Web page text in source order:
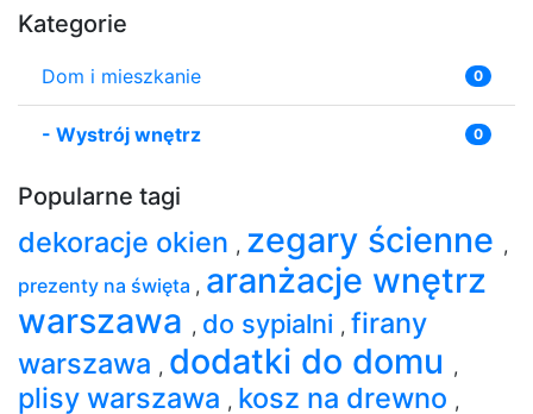
Kategorie
Dom i mieszkanie 0
- Wystrój wnętrz 0
Popularne tagi
dekoracje okien , zegary ścienne ,
prezenty na święta , aranżacje wnętrz
warszawa , do sypialni , firany
warszawa , dodatki do domu ,
plisy warszawa , kosz na drewno ,